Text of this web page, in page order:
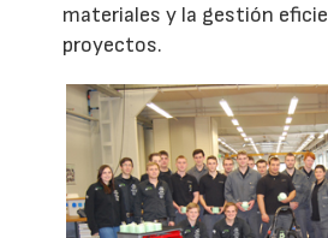
materiales y la gestión
proyectos.